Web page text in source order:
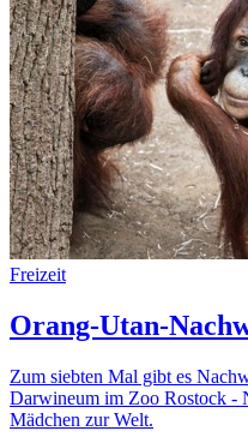
Freizeit
Orang-Utan-
Zum siebten Mal gibt es
Darwineum im Zoo Rostock -
Mädchen zur Welt.